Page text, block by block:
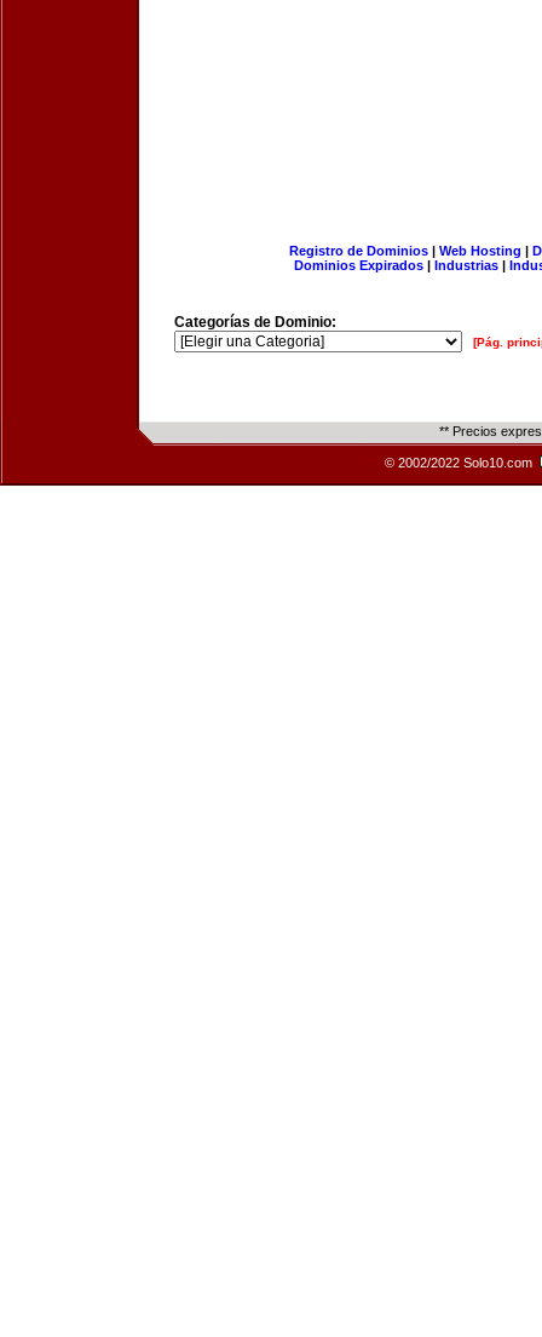
Registro de Dominios| Web Hosting |
Dominios Expirados | Industrias |
Categorías de Dominio:
[Pág.
** Precios
© 2002/2022 Solo10.com